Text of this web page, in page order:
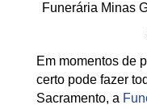
Funerária Minas
Em momentos de
certo pode fazer
Sacramento, a